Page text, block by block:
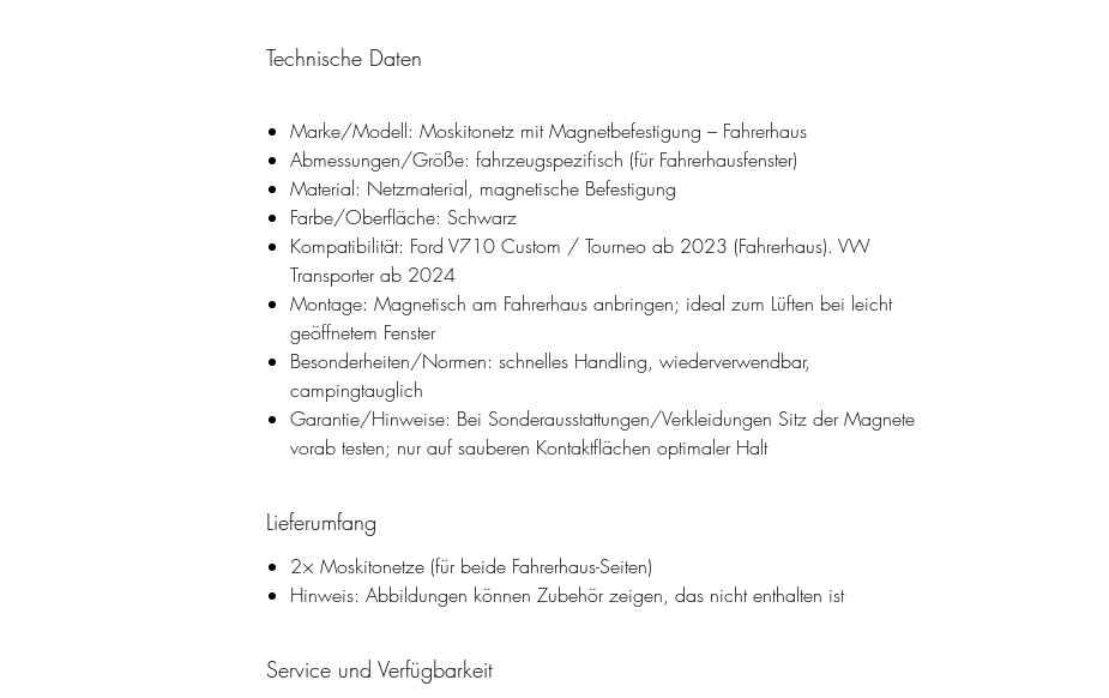
Technische Daten
Marke/Modell: Moskitonetz mit Magnetbefestigung – Fahrerhaus
Abmessungen/Größe: fahrzeugspezifisch (für Fahrerhausfenster)
Material: Netzmaterial, magnetische Befestigung
Farbe/Oberfläche: Schwarz
Kompatibilität: Ford V710 Custom / Tourneo ab 2023 (Fahrerhaus). VW
Transporter ab 2024
Montage: Magnetisch am Fahrerhaus anbringen; ideal zum Lüften bei leicht
geöffnetem Fenster
Besonderheiten/Normen: schnelles Handling, wiederverwendbar,
campingtauglich
Garantie/Hinweise: Bei Sonderausstattungen/Verkleidungen Sitz der Magnete
vorab testen; nur auf sauberen Kontaktflächen optimaler Halt
Lieferumfang
2× Moskitonetze (für beide Fahrerhaus-Seiten)
Hinweis: Abbildungen können Zubehör zeigen, das nicht enthalten ist
Service und Verfügbarkeit